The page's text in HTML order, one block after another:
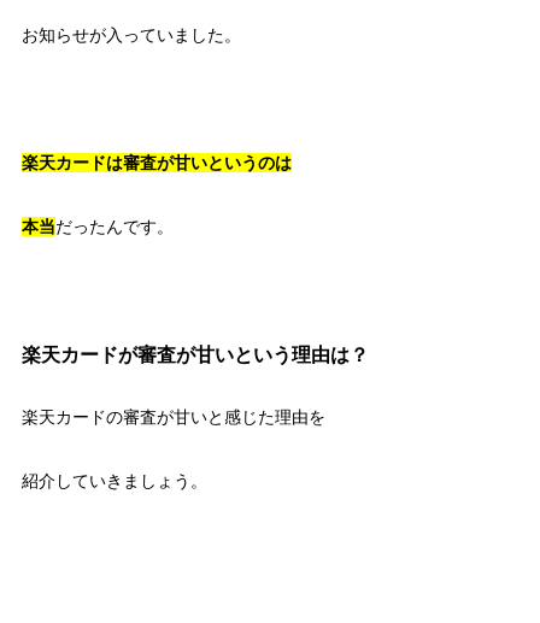
お知らせが入っていました。
楽天カードは審査が甘いというのは
本当だったんです。
楽天カードが審査が甘いという理由は？
楽天カードの審査が甘いと感じた理由を
紹介していきましょう。